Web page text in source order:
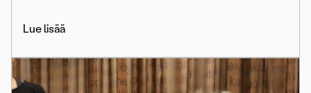
Lue lisää